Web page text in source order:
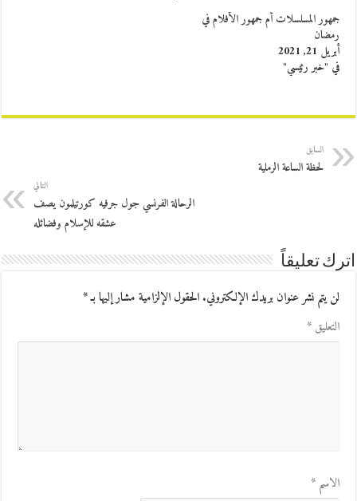
جمهور المسلسلات أم جمهور الأفلام في
رمضان
أبريل 21, 2021
في "خبر رئيسي"
السابق
لحظة الساعة الرملية
التالي
الرحالة الفرنسي جول جرفيه كورتيلمون يصف
عشقه للإسلام وفضائله
اترك تعليقاً
لن يتم نشر عنوان بريدك الإلكتروني.الحقول الإلزامية مشار إليها بـ*
التعليق*
الاسم*